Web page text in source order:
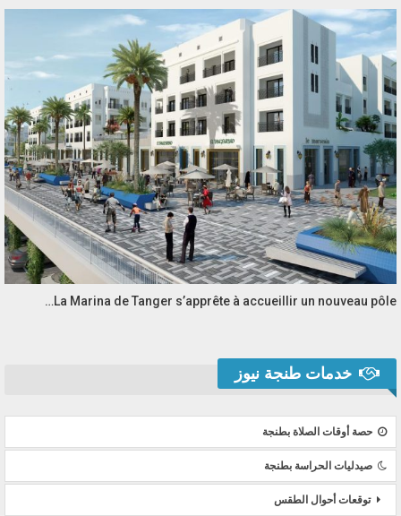
La Marina de Tanger s’apprête à accueillir un nouveau pôle…
خدمات طنجة نيوز
حصة أوقات الصلاة بطنجة
صيدليات الحراسة بطنجة
توقعات أحوال الطقس